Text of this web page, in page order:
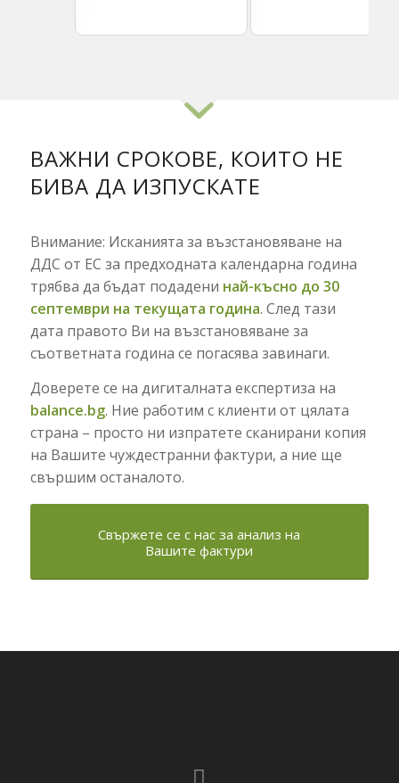
ВАЖНИ СРОКОВЕ, КОИТО НЕ
БИВА ДА ИЗПУСКАТЕ
Внимание: Исканията за възстановяване на
ДДС от ЕС за предходната календарна година
трябва да бъдат подадени най-късно до 30
септември на текущата година. След тази
дата правото Ви на възстановяване за
съответната година се погасява завинаги.
Доверете се на дигиталната експертиза на
balance.bg. Ние работим с клиенти от цялата
страна – просто ни изпратете сканирани копия
на Вашите чуждестранни фактури, а ние ще
свършим останалото.
Свържете се с нас за анализ на
Вашите фактури